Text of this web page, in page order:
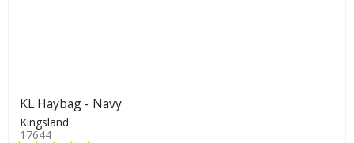
KL Haybag - Navy
Kingsland
17644